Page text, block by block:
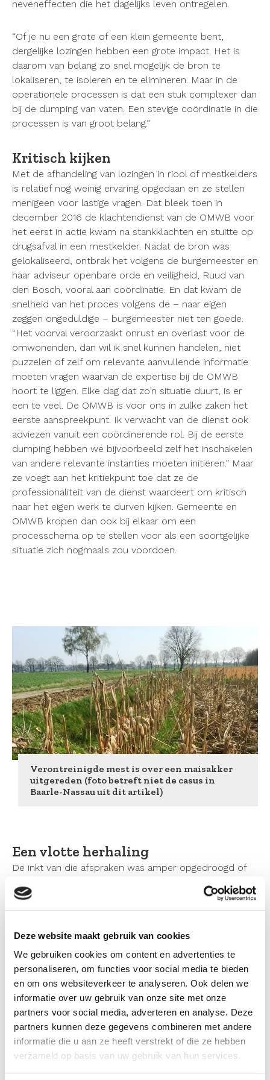
Deze website maakt gebruik van cookies
We gebruiken cookies om content en advertenties te
personaliseren, om functies voor social media te bieden
en om ons websiteverkeer te analyseren. Ook delen we
informatie over uw gebruik van onze site met onze
partners voor social media, adverteren en analyse. Deze
partners kunnen deze gegevens combineren met andere
informatie die u aan ze heeft verstrekt of die ze hebben
verzameld op basis van uw gebruik van hun services.
neveneffecten die het dagelijks leven ontregelen.
“Of je nu een grote of een klein gemeente bent,
dergelijke lozingen hebben een grote impact. Het is
daarom van belang zo snel mogelijk de bron te
lokaliseren, te isoleren en te elimineren. Maar in de
operationele processen is dat een stuk complexer dan
bij de dumping van vaten. Een stevige coördinatie in die
processen is van groot belang.”
Kritisch kijken
Met de afhandeling van lozingen in riool of mestkelders
is relatief nog weinig ervaring opgedaan en ze stellen
menigeen voor lastige vragen. Dat bleek toen in
december 2016 de klachtendienst van de OMWB voor
het eerst in actie kwam na stankklachten en stuitte op
drugsafval in een mestkelder. Nadat de bron was
gelokaliseerd, ontbrak het volgens de burgemeester en
haar adviseur openbare orde en veiligheid, Ruud van
den Bosch, vooral aan coördinatie. En dat kwam de
snelheid van het proces volgens de – naar eigen
zeggen ongeduldige – burgemeester niet ten goede.
“Het voorval veroorzaakt onrust en overlast voor de
omwonenden, dan wil ik snel kunnen handelen, niet
puzzelen of zelf om relevante aanvullende informatie
moeten vragen waarvan de expertise bij de OMWB
hoort te liggen. Elke dag dat zo’n situatie duurt, is er
een te veel. De OMWB is voor ons in zulke zaken het
eerste aanspreekpunt. Ik verwacht van de dienst ook
adviezen vanuit een coördinerende rol. Bij de eerste
dumping hebben we bijvoorbeeld zelf het inschakelen
van andere relevante instanties moeten initiëren.” Maar
ze voegt aan het kritiekpunt toe dat ze de
professionaliteit van de dienst waardeert om kritisch
naar het eigen werk te durven kijken. Gemeente en
OMWB kropen dan ook bij elkaar om een
processchema op te stellen voor als een soortgelijke
situatie zich nogmaals zou voordoen.
Verontreinigde mest is over een maisakker
uitgereden (foto betreft niet de casus in
Baarle-Nassau uit dit artikel)
Een vlotte herhaling
De inkt van die afspraken was amper opgedroogd of
drugsafval. Daarbij verliep alles een stuk vlotter, met
name door de aanstelling van een casemanager aan de
schakelen we in? Welke weg moet je daarvoor
bewandelen? Hoe regelen we een gecontroleerde
afvoer? Het verliep de tweede keer echt veel vlotter,
iedereen stond gelijk in de juiste positie.”
De communicatie met de omwonenden via de
casemanager verliep voortreffelijk, blikt de
burgemeester tevreden terug. “De casemanager was
continu beschikbaar om informatie te geven, vragen te